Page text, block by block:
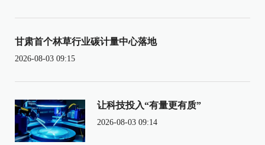
甘肃首个林草行业碳计量中心落地
2026-08-03 09:15
让科技投入“有量更有质”
2026-08-03 09:14